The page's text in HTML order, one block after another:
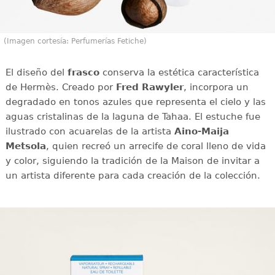
(Imagen cortesía: Perfumerías Fetiche)
El diseño del frascoconserva la estética característica
de Hermès. Creado por Fred Rawyler, incorpora un
degradado en tonos azules que representa el cielo y las
aguas cristalinas de la laguna de Tahaa. El estuche fue
ilustrado con acuarelas de la artista Aino-Maija
Metsola, quien recreó un arrecife de coral lleno de vida
y color, siguiendo la tradición de la Maison de invitar a
un artista diferente para cada creación de la colección.